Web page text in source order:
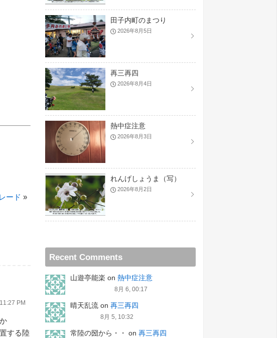
ード »
PM
する陸
田子内町のまつり
2026年8月5日
再三再四
2026年8月4日
熱中症注意
2026年8月3日
れんげしょうま（写）
2026年8月2日
Recent Comments
山遊亭能楽 on 熱中症注意
8月 6, 00:17
晴天乱流 on 再三再四
8月 5, 10:32
常陸の圀から・・ on 再三再四